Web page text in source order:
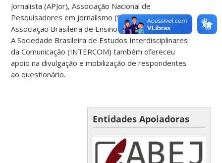
Jornalista (APJor), Associação Nacional de
Pesquisadores em Jornalismo (SBPJOR) e a
Associação Brasileira de Ensino de Jornalismo (ABEJ).
A Sociedade Brasileira de Estudos Interdisciplinares
da Comunicação (INTERCOM) também ofereceu
apoio na divulgação e mobilização de respondentes
ao questionário.
Entidades Apoiadoras